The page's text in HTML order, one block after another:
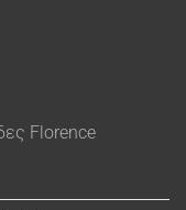
Florence